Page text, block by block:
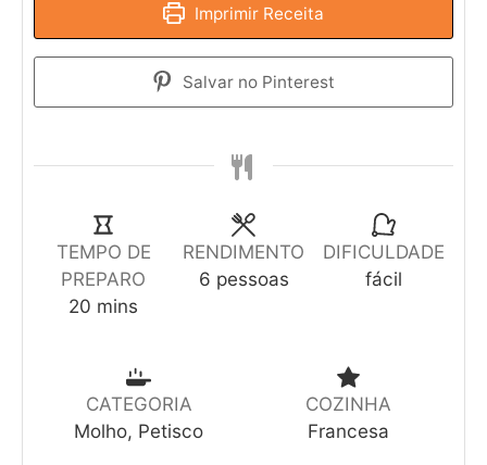
Imprimir Receita
Salvar no Pinterest
TEMPO DE
PREPARO
20 mins
RENDIMENTO
6 pessoas
DIFICULDADE
fácil
CATEGORIA
Molho, Petisco
COZINHA
Francesa